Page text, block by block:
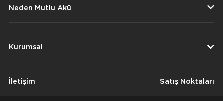
Neden Mutlu Akü
Kurumsal
İletişim Satış Noktaları